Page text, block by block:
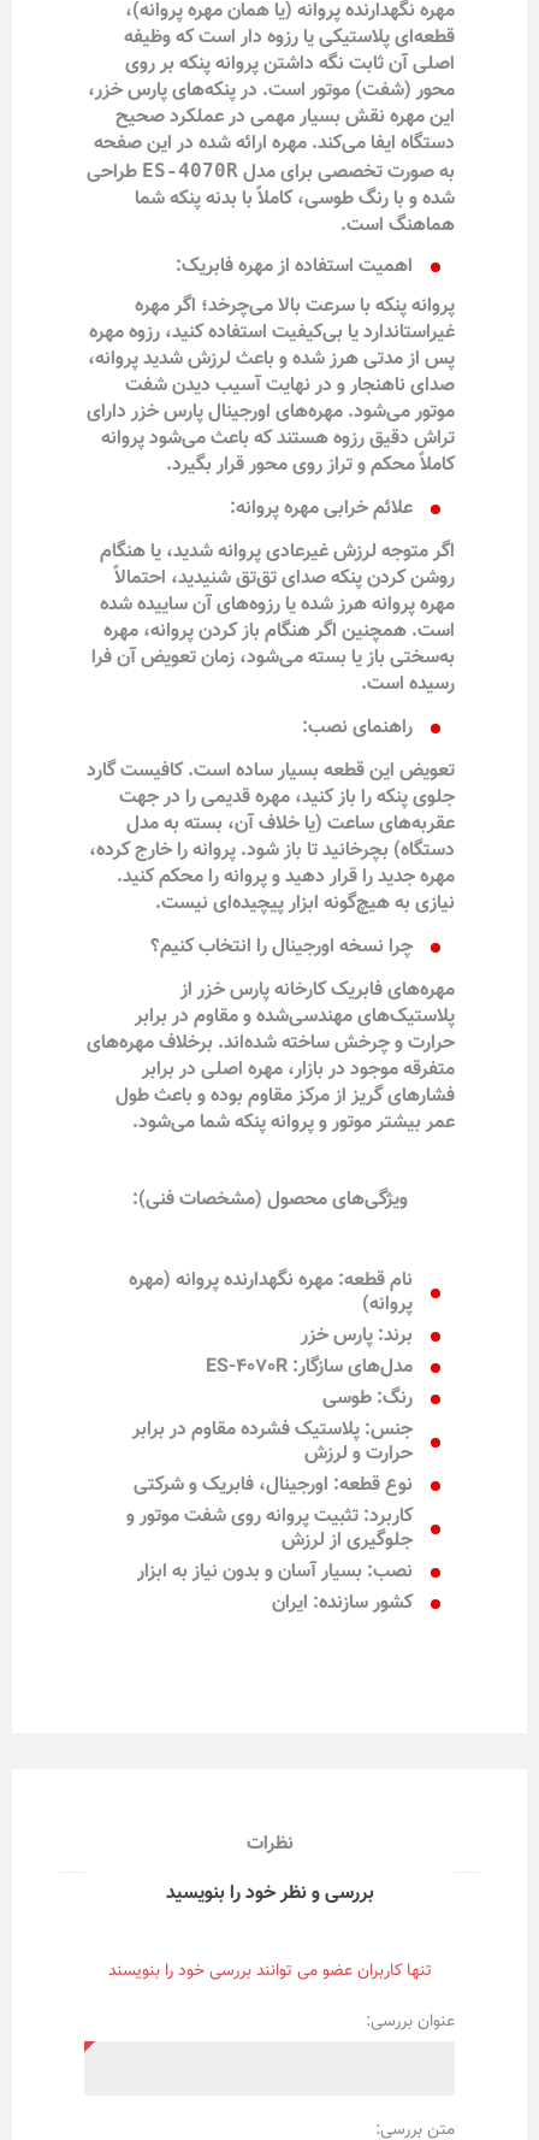
مهره نگهدارنده پروانه (یا همان مهره پروانه)،
قطعه‌ای پلاستیکی یا رزوه دار است که وظیفه
اصلی آن ثابت نگه داشتن پروانه پنکه بر روی
محور (شفت) موتور است. در پنکه‌های پارس خزر،
این مهره نقش بسیار مهمی در عملکرد صحیح
دستگاه ایفا می‌کند. مهره ارائه شده در این صفحه
به صورت تخصصی برای مدل ES-4070R طراحی
شده و با رنگ طوسی، کاملاً با بدنه پنکه شما
هماهنگ است.
اهمیت استفاده از مهره فابریک:
پروانه پنکه با سرعت بالا می‌چرخد؛ اگر مهره
غیر‌استاندارد یا بی‌کیفیت استفاده کنید، رزوه مهره
پس از مدتی هرز شده و باعث لرزش شدید پروانه،
صدای ناهنجار و در نهایت آسیب دیدن شفت
موتور می‌شود. مهره‌های اورجینال پارس خزر دارای
تراش دقیق رزوه هستند که باعث می‌شود پروانه
کاملاً محکم و تراز روی محور قرار بگیرد.
علائم خرابی مهره پروانه:
اگر متوجه لرزش غیرعادی پروانه شدید، یا هنگام
روشن کردن پنکه صدای تق‌تق شنیدید، احتمالاً
مهره پروانه هرز شده یا رزوه‌های آن ساییده شده
است. همچنین اگر هنگام باز کردن پروانه، مهره
به‌سختی باز یا بسته می‌شود، زمان تعویض آن فرا
رسیده است.
راهنمای نصب:
تعویض این قطعه بسیار ساده است. کافیست گارد
جلوی پنکه را باز کنید، مهره قدیمی را در جهت
عقربه‌های ساعت (یا خلاف آن، بسته به مدل
دستگاه) بچرخانید تا باز شود. پروانه را خارج کرده،
مهره جدید را قرار دهید و پروانه را محکم کنید.
نیازی به هیچ‌گونه ابزار پیچیده‌ای نیست.
چرا نسخه اورجینال را انتخاب کنیم؟
مهره‌های فابریک کارخانه پارس خزر از
پلاستیک‌های مهندسی‌شده و مقاوم در برابر
حرارت و چرخش ساخته شده‌اند. برخلاف مهره‌های
متفرقه موجود در بازار، مهره اصلی در برابر
فشارهای گریز از مرکز مقاوم بوده و باعث طول
عمر بیشتر موتور و پروانه پنکه شما می‌شود.
ویژگی‌های محصول (مشخصات فنی):
نام قطعه: مهره نگهدارنده پروانه (مهره
پروانه)
برند: پارس خزر
مدل‌های سازگار: ES-4070R
رنگ: طوسی
جنس: پلاستیک فشرده مقاوم در برابر
حرارت و لرزش
نوع قطعه: اورجینال، فابریک و شرکتی
کاربرد: تثبیت پروانه روی شفت موتور و
جلوگیری از لرزش
نصب: بسیار آسان و بدون نیاز به ابزار
کشور سازنده: ایران
نظرات
بررسی و نظر خود را بنویسید
تنها کاربران عضو می توانند بررسی خود را بنویسند
عنوان بررسی:
متن بررسی: